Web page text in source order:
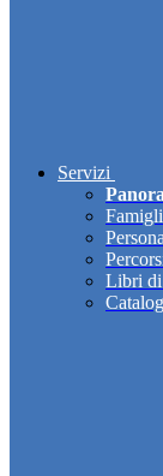
Servizi
Libri di